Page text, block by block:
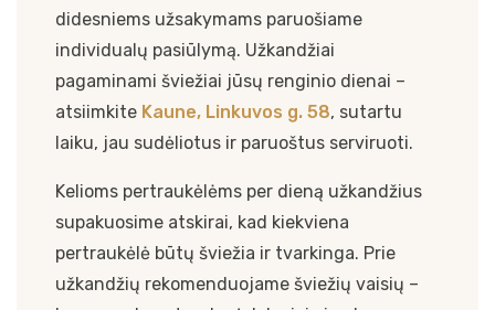
didesniems užsakymams paruošiame
individualų pasiūlymą. Užkandžiai
pagaminami šviežiai jūsų renginio dienai –
atsiimkite Kaune, Linkuvos g. 58, sutartu
laiku, jau sudėliotus ir paruoštus serviruoti.
Kelioms pertraukėlėms per dieną užkandžius
supakuosime atskirai, kad kiekviena
pertraukėlė būtų šviežia ir tvarkinga. Prie
užkandžių rekomenduojame šviežių vaisių –